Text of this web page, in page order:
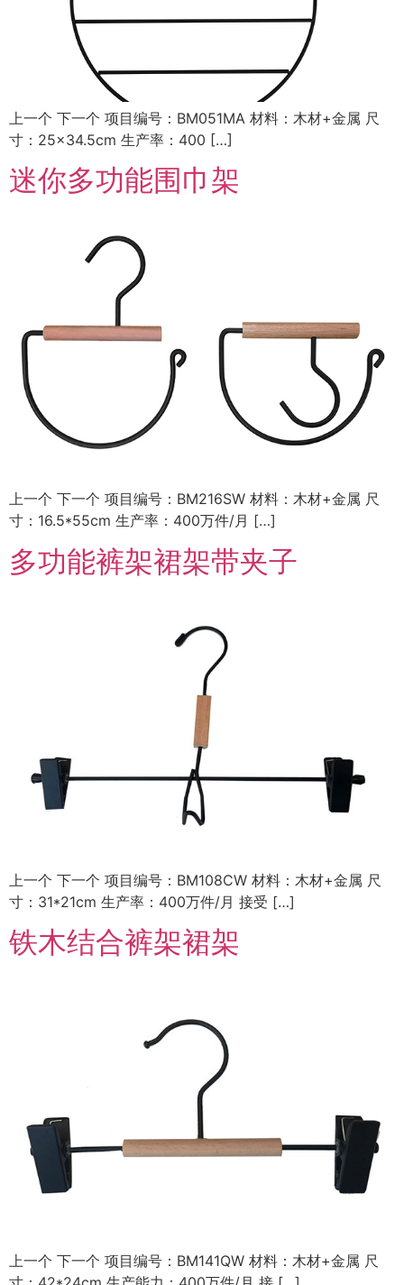
上一个 下一个 项目编号：BM051MA 材料：木材+金属 尺
寸：25×34.5cm 生产率：400 […]
迷你多功能围巾架
上一个 下一个 项目编号：BM216SW 材料：木材+金属 尺
寸：16.5*55cm 生产率：400万件/月 […]
多功能裤架裙架带夹子
上一个 下一个 项目编号：BM108CW 材料：木材+金属 尺
寸：31*21cm 生产率：400万件/月 接受 […]
铁木结合裤架裙架
上一个 下一个 项目编号：BM141QW 材料：木材+金属 尺